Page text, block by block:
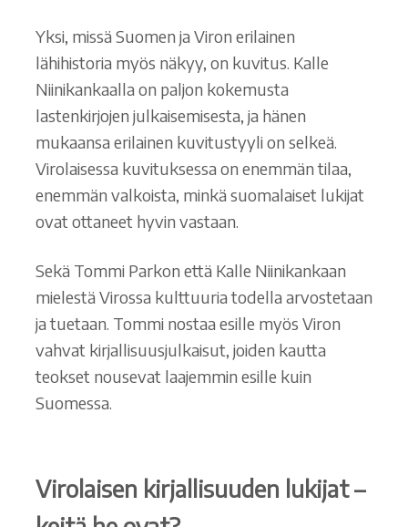
Yksi, missä Suomen ja Viron erilainen
lähihistoria myös näkyy, on kuvitus. Kalle
Niinikankaalla on paljon kokemusta
lastenkirjojen julkaisemisesta, ja hänen
mukaansa erilainen kuvitustyyli on selkeä.
Virolaisessa kuvituksessa on enemmän tilaa,
enemmän valkoista, minkä suomalaiset lukijat
ovat ottaneet hyvin vastaan.
Sekä Tommi Parkon että Kalle Niinikankaan
mielestä Virossa kulttuuria todella arvostetaan
ja tuetaan. Tommi nostaa esille myös Viron
vahvat kirjallisuusjulkaisut, joiden kautta
teokset nousevat laajemmin esille kuin
Suomessa.
Virolaisen kirjallisuuden lukijat –